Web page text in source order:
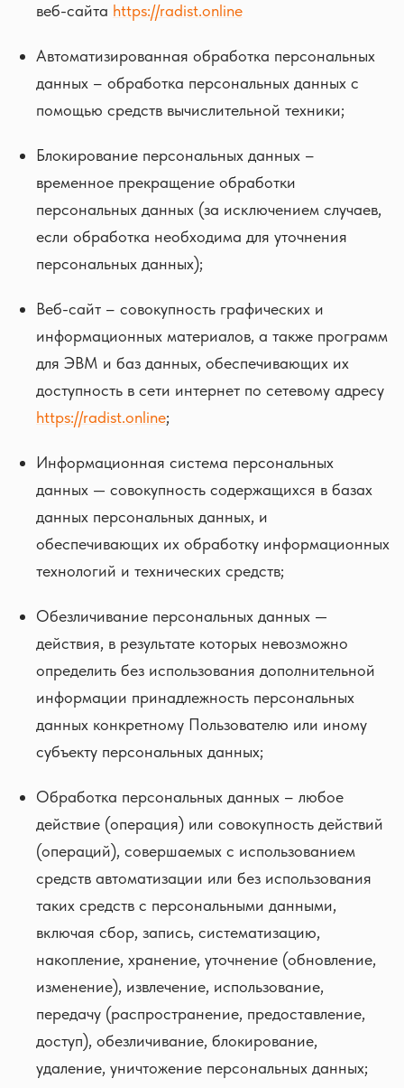
веб-сайта https://radist.online
Автоматизированная обработка персональных
данных – обработка персональных данных с
помощью средств вычислительной техники;
Блокирование персональных данных –
временное прекращение обработки
персональных данных (за исключением случаев,
если обработка необходима для уточнения
персональных данных);
Веб-сайт – совокупность графических и
информационных материалов, а также программ
для ЭВМ и баз данных, обеспечивающих их
доступность в сети интернет по сетевому адресу
https://radist.online;
Информационная система персональных
данных — совокупность содержащихся в базах
данных персональных данных, и
обеспечивающих их обработку информационных
технологий и технических средств;
Обезличивание персональных данных —
действия, в результате которых невозможно
определить без использования дополнительной
информации принадлежность персональных
данных конкретному Пользователю или иному
субъекту персональных данных;
Обработка персональных данных – любое
действие (операция) или совокупность действий
(операций), совершаемых с использованием
средств автоматизации или без использования
таких средств с персональными данными,
включая сбор, запись, систематизацию,
накопление, хранение, уточнение (обновление,
изменение), извлечение, использование,
передачу (распространение, предоставление,
доступ), обезличивание, блокирование,
удаление, уничтожение персональных данных;